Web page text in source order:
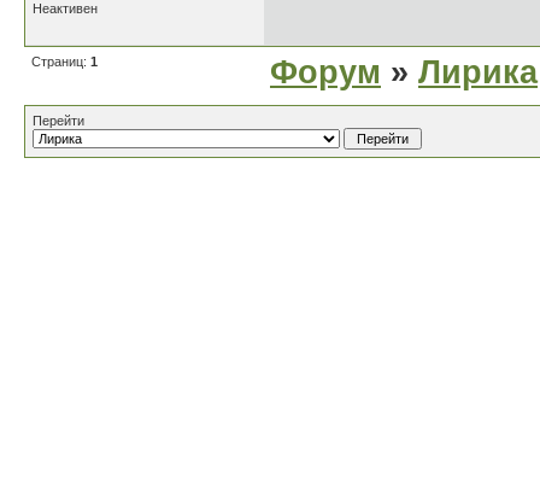
Неактивен
Страниц: 1 Форум » Лирика
Перейти